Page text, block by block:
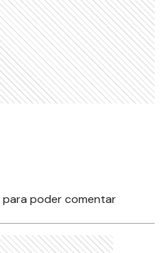
para poder comentar